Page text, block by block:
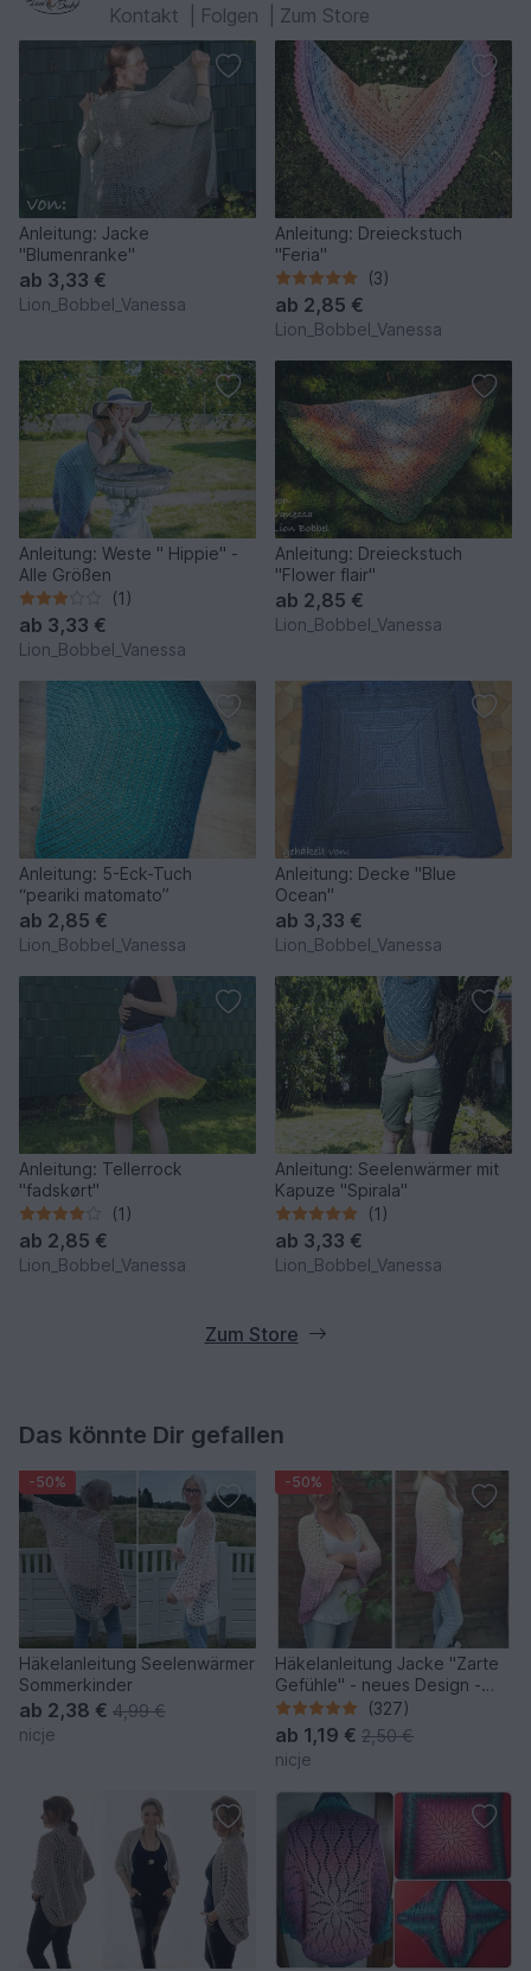
Kontakt Folgen Zum Store
Anleitung: Jacke
"Blumenranke"
ab 3,33 €
Lion_Bobbel_Vanessa
Anleitung: Dreieckstuch
"Feria"
(3)
ab 2,85 €
Lion_Bobbel_Vanessa
Anleitung: Weste " Hippie" -
Alle Größen
(1)
ab 3,33 €
Lion_Bobbel_Vanessa
Anleitung: Dreieckstuch
"Flower flair"
ab 2,85 €
Lion_Bobbel_Vanessa
Anleitung: 5-Eck-Tuch
“peariki matomato”
ab 2,85 €
Lion_Bobbel_Vanessa
Anleitung: Decke "Blue
Ocean"
ab 3,33 €
Lion_Bobbel_Vanessa
Anleitung: Tellerrock
"fadskørt"
(1)
ab 2,85 €
Lion_Bobbel_Vanessa
Anleitung: Seelenwärmer mit
Kapuze "Spirala"
(1)
ab 3,33 €
Lion_Bobbel_Vanessa
Zum Store
Das könnte Dir gefallen
-50%
Häkelanleitung Seelenwärmer
Sommerkinder
ab 2,38 € 4,99 €
nicje
-50%
Häkelanleitung Jacke "Zarte
Gefühle" - neues Design -
alle Größen
(327)
ab 1,19 € 2,50 €
nicje